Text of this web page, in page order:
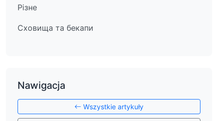
Різне
Сховища та бекапи
Nawigacja
Wszystkie artykuły